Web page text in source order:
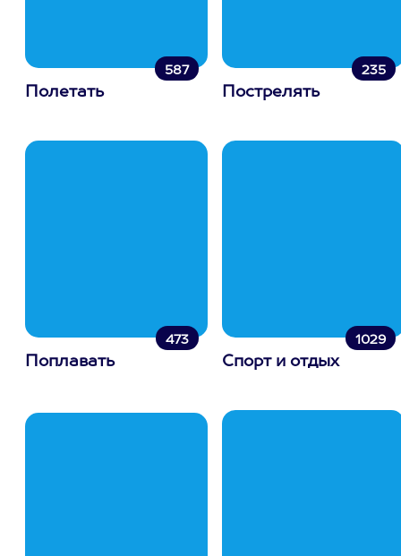
587
Полетать
235
Пострелять
473
Поплавать
1029
Спорт и отдых